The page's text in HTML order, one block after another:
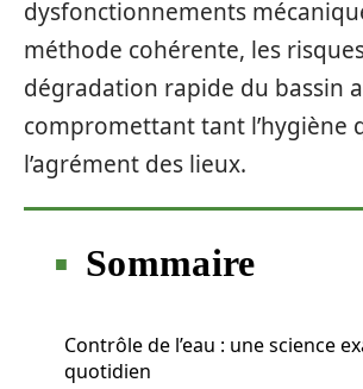
dysfonctionnements
méthode cohérente, les
dégradation rapide du bassin
compromettant tant l’hygiène
l’agrément des lieux.
Sommaire
Contrôle de l’eau : une science
quotidien